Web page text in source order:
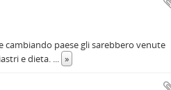
cambiando paese gli sarebbero venute
e dieta. ... »